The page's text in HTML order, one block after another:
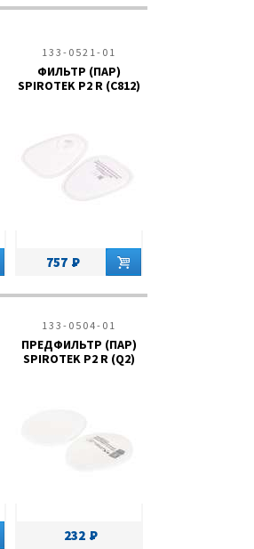
133-0521-01
ФИЛЬТР (ПАР)
SPIROTEK P2 R (C812)
757
133-0504-01
ПРЕДФИЛЬТР (ПАР)
SPIROTEK Р2 R (Q2)
232